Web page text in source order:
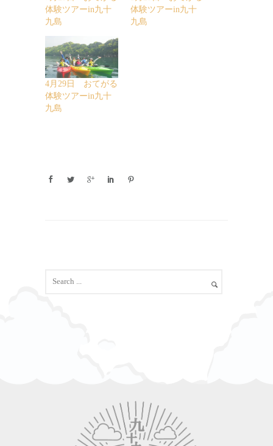
体験ツアーin九十
九島
体験ツアーin九十
九島
4月29日 おてがる
体験ツアーin九十
九島